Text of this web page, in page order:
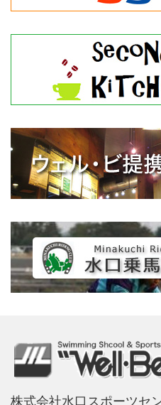
株式会社水口スポーツ